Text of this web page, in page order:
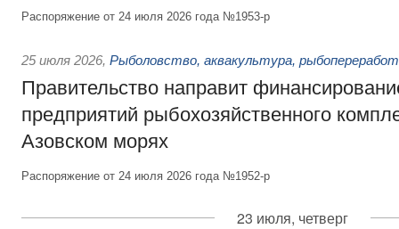
Распоряжение от 24 июля 2026 года №1953-р
25 июля 2026, Рыболовство, аквакультура,
Правительство направит
предприятий рыбохозяйственного
Азовском морях
Распоряжение от 24 июля 2026 года №1952-р
23 июля, четверг